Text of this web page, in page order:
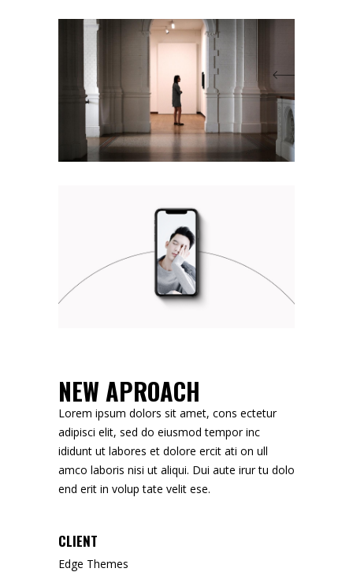
NEW APROACH
Lorem ipsum dolors sit amet, cons ectetur
adipisci elit, sed do eiusmod tempor inc
ididunt ut labores et dolore ercit ati on ull
amco laboris nisi ut aliqui. Dui aute irur tu dolo
end erit in volup tate velit ese.
CLIENT
Edge Themes